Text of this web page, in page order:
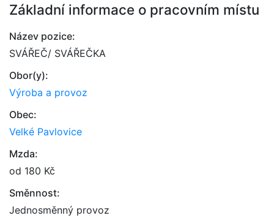
Základní informace o pracovním místu
Název pozice:
SVÁŘEČ/ SVÁŘEČKA
Obor(y):
Výroba a provoz
Obec:
Velké Pavlovice
Mzda:
od 180 Kč
Směnnost:
Jednosměnný provoz